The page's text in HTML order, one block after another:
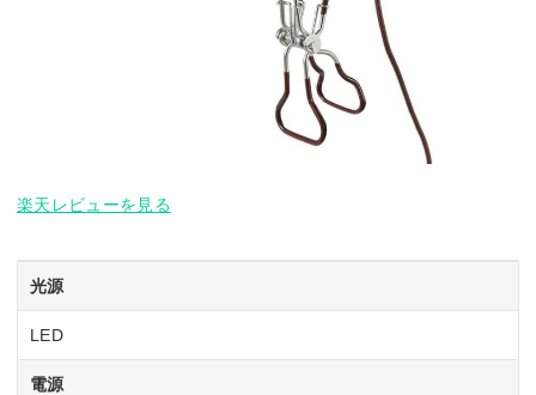
楽天レビューを見る
光源
LED
電源